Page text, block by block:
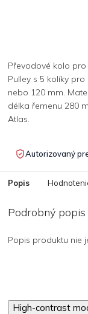
Převodové kolo pro
Pulley s 5 kolíky
nebo 120 mm.
délka řemenu 280
Atlas.
Autorizovaný
Popis
Podrobný popis
Popis produktu nie
High-contrast